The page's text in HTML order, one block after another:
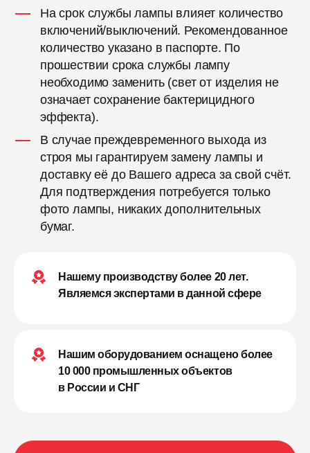
На срок службы лампы влияет количество
включений/выключений. Рекомендованное
количество указано в паспорте. По
прошествии срока службы лампу
необходимо заменить (свет от изделия не
означает сохранение бактерицидного
эффекта).
В случае преждевременного выхода из
строя мы гарантируем замену лампы и
доставку её до Вашего адреса за свой счёт.
Для подтверждения потребуется только
фото лампы, никаких дополнительных
бумаг.
Нашему производству более 20 лет.
Являемся экспертами в данной сфере
Нашим оборудованием оснащено более
10 000 промышленных объектов
в России и СНГ